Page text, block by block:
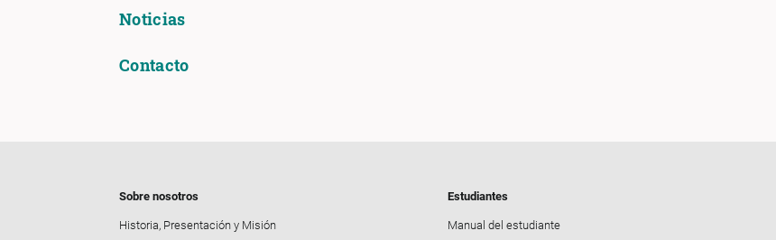
Noticias
Contacto
Sobre nosotros
Historia, Presentación y Misión
Estudiantes
Manual del estudiante